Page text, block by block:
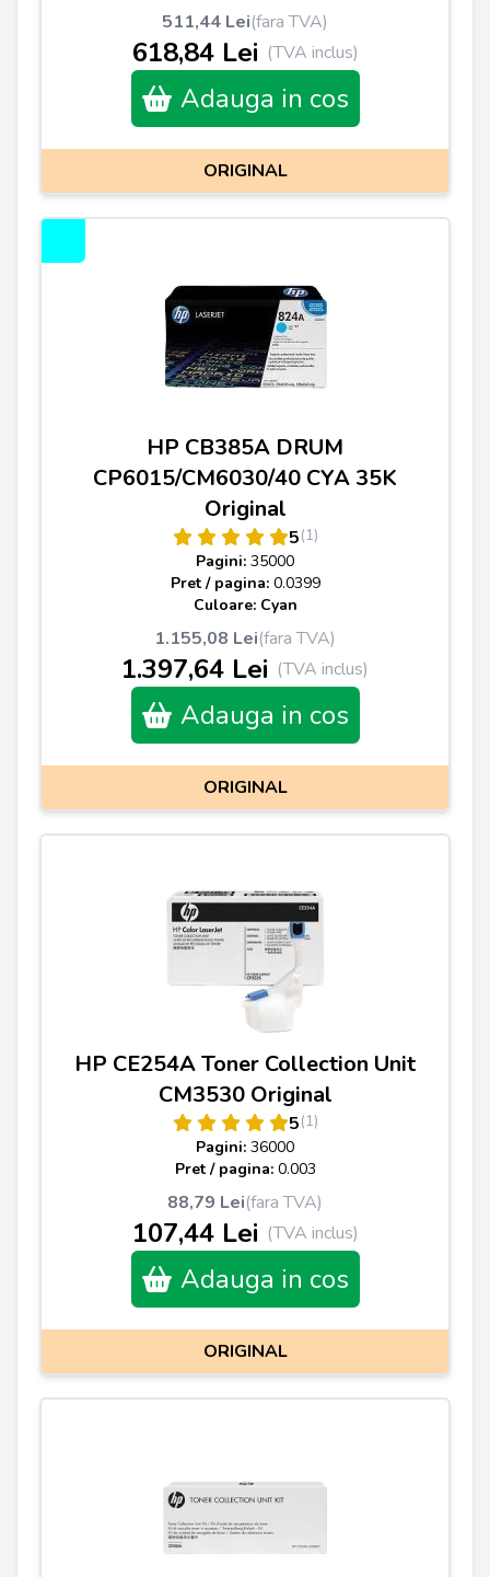
511,44 Lei(fara TVA)
618,84 Lei (TVA inclus)
Adauga in cos
ORIGINAL
HP CB385A DRUM
CP6015/CM6030/40 CYA 35K
Original
5(1)
Pagini: 35000
Pret / pagina: 0.0399
Culoare: Cyan
1.155,08 Lei(fara TVA)
1.397,64 Lei (TVA inclus)
Adauga in cos
ORIGINAL
HP CE254A Toner Collection Unit
CM3530 Original
5(1)
Pagini: 36000
Pret / pagina: 0.003
88,79 Lei(fara TVA)
107,44 Lei (TVA inclus)
Adauga in cos
ORIGINAL